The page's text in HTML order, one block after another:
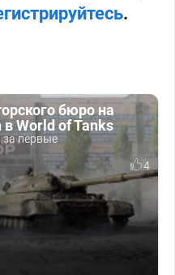
.
бюро на
World of Tanks
за первые
4